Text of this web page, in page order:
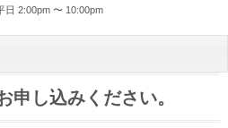
日 2:00pm 〜 10:00pm
申し込みください。